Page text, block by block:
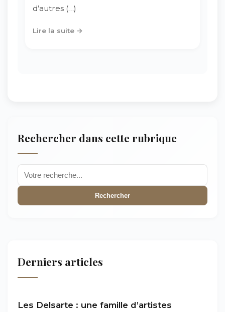
d’autres (…)
Lire la suite →
Rechercher dans cette rubrique
Rechercher
Derniers articles
Les Delsarte : une famille d’artistes